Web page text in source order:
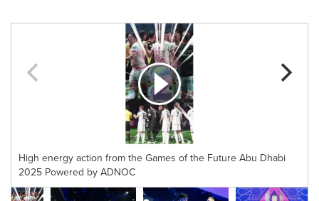
High energy action from the Games of the Future Abu Dhabi
2025 Powered by ADNOC